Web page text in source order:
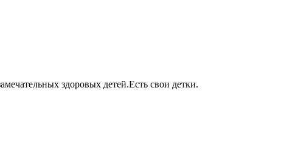
здоровых детей.Есть свои детки.